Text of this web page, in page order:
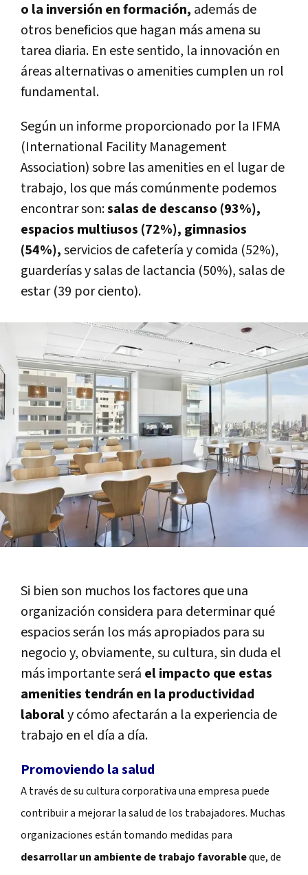
o la inversión en formación, además de
otros beneficios que hagan más amena su
tarea diaria. En este sentido, la innovación en
áreas alternativas o amenities cumplen un rol
fundamental.
Según un informe proporcionado por la IFMA
(International Facility Management
Association) sobre las amenities en el lugar de
trabajo, los que más comúnmente podemos
encontrar son:salas de descanso (93%),
espacios multiusos (72%), gimnasios
(54%),servicios de cafetería y comida (52%),
guarderías y salas de lactancia (50%), salas de
estar (39 por ciento).
Si bien son muchos los factores que una
organización considera para determinar qué
espacios serán los más apropiados para su
negocio y, obviamente, su cultura, sin duda el
más importante será el impacto que estas
amenities tendrán en la productividad
laboraly cómo afectarán a la experiencia de
trabajo en el día a día.
Promoviendo la salud
A través de su cultura corporativa una empresa puede
contribuir a mejorar la salud de los trabajadores. Muchas
organizaciones están tomando medidas para
desarrollar un ambiente de trabajo favorableque, de